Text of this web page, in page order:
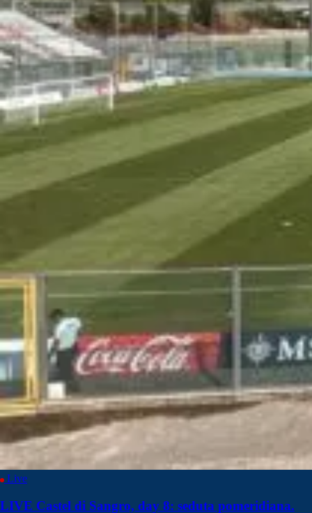
Live
LIVE Castel di Sangro, day 8: seduta pomeridiana.